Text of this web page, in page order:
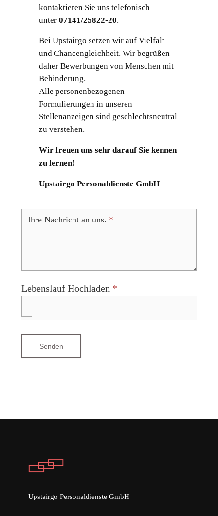
kontaktieren Sie uns telefonisch
unter 07141/25822-20.
Bei Upstairgo setzen wir auf Vielfalt
und Chancengleichheit. Wir begrüßen
daher Bewerbungen von Menschen mit
Behinderung.
Alle personenbezogenen
Formulierungen in unseren
Stellenanzeigen sind geschlechtsneutral
zu verstehen.
Wir freuen uns sehr darauf Sie kennen
zu lernen!
Upstairgo Personaldienste GmbH
Bewerbung
Ihre Nachricht an uns. *
Lebenslauf Hochladen *
Senden
Upstairgo Personaldienste GmbH